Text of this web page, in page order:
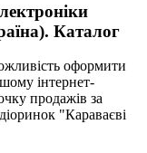
Каталог
оформити
інтернет-
продажів за
"Караваєві